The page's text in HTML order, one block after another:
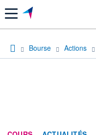
Menu
Bourse Actions